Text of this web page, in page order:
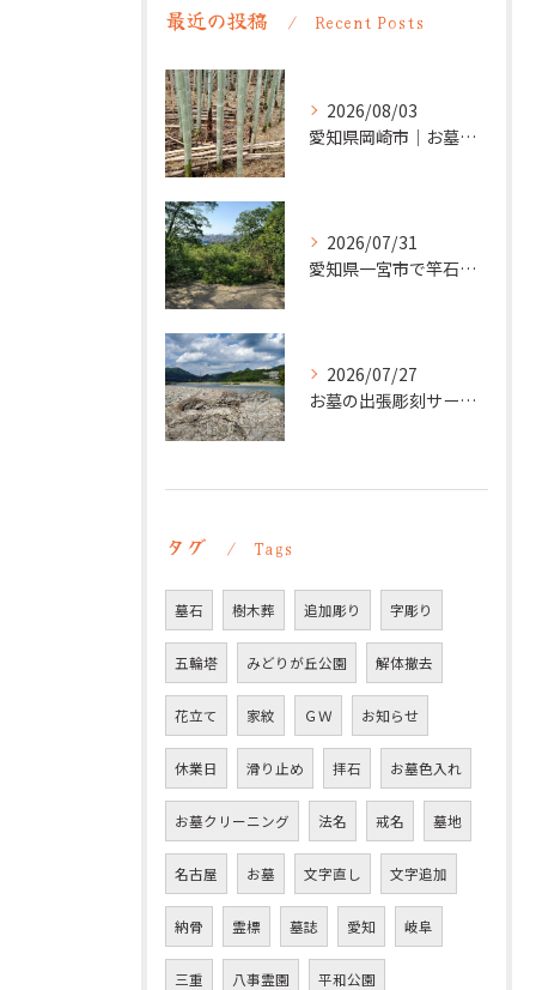
最近の投稿 Recent Posts
2026/08/03
愛知県岡崎市｜お墓の追加彫り施工例 ｜彫刻本舗
2026/07/31
愛知県一宮市で竿石への追加彫刻｜彫刻本舗
2026/07/27
お墓の出張彫刻サービス【彫刻本舗】愛知県豊明市
タグ Tags
墓石 樹木葬 追加彫り 字彫り
五輪塔 みどりが丘公園 解体撤去
花立て 家紋 ＧＷ お知らせ
休業日 滑り止め 拝石 お墓色入れ
お墓クリーニング 法名 戒名 墓地
名古屋 お墓 文字直し 文字追加
納骨 霊標 墓誌 愛知 岐阜
三重 八事霊園 平和公園